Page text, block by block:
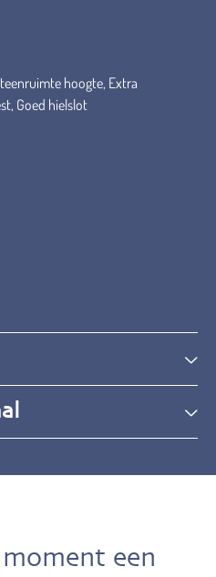
hoogte, Extra
Goed hielslot
een